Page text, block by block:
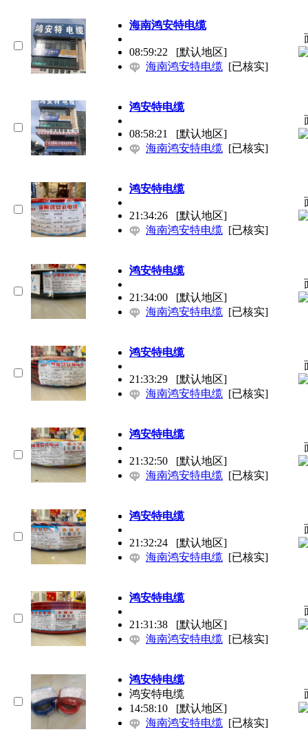
海南鸿安特电缆
08:59:22
[默认地区]
海南鸿安特电缆 [已核实]
鸿安特电缆
08:58:21
[默认地区]
海南鸿安特电缆 [已核实]
鸿安特电缆
21:34:26
[默认地区]
海南鸿安特电缆 [已核实]
鸿安特电缆
21:34:00
[默认地区]
海南鸿安特电缆 [已核实]
鸿安特电缆
21:33:29
[默认地区]
海南鸿安特电缆 [已核实]
鸿安特电缆
21:32:50
[默认地区]
海南鸿安特电缆 [已核实]
鸿安特电缆
21:32:24
[默认地区]
海南鸿安特电缆 [已核实]
鸿安特电缆
21:31:38
[默认地区]
海南鸿安特电缆 [已核实]
鸿安特电缆
鸿安特电缆
14:58:10
[默认地区]
海南鸿安特电缆 [已核实]